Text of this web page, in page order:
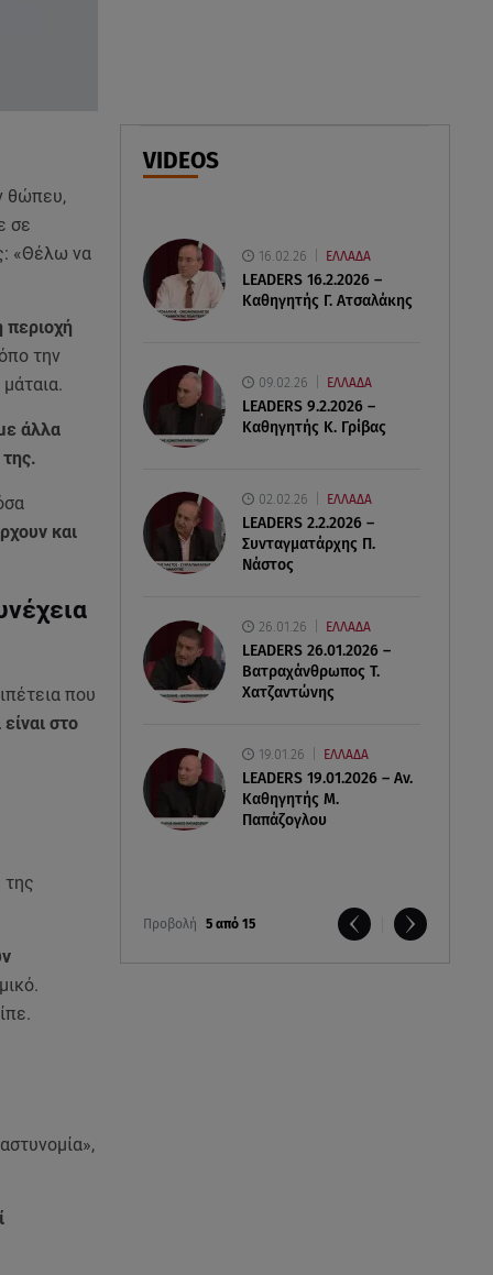
Συνεχίζονται οι αιτήσεις – Ποιοι
κάνουν σήμερα
VIDEOS
16.02.26 ΕΛΛΑΔΑ
LEADERS 16.2.2026 –
Καθηγητής Γ. Ατσαλάκης
09.02.26 ΕΛΛΑΔΑ
LEADERS 9.2.2026 –
Καθηγητής Κ. Γρίβας
02.02.26 ΕΛΛΑΔΑ
LEADERS 2.2.2026 –
Συνταγματάρχης Π.
Νάστος
26.01.26 ΕΛΛΑΔΑ
LEADERS 26.01.2026 –
Βατραχάνθρωπος Τ.
Χατζαντώνης
19.01.26 ΕΛΛΑΔΑ
LEADERS 19.01.2026 – Αν.
Καθηγητής Μ.
Παπάζογλου
Προβολή 5 από 15
θώπευ,
σε
«Θέλω να
περιοχή
την
άλλα
και
που
στο
της